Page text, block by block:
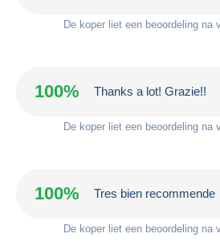
De koper liet een beoordeling na
100% Thanks a lot! Grazie!!
De koper liet een beoordeling na
100% Tres bien recommende
De koper liet een beoordeling na